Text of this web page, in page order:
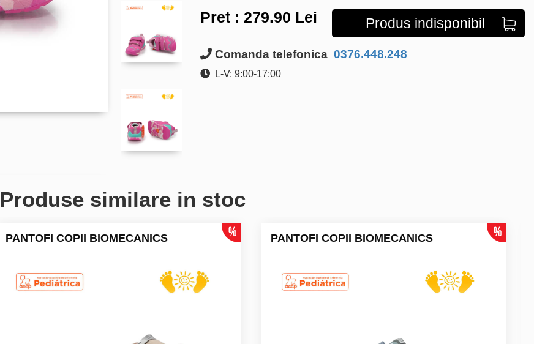
Pret : 279.90 Lei Produs indisponibil
Comanda telefonica 0376.448.248
L-V: 9:00-17:00
Produse similare in stoc
PANTOFI COPII BIOMECANICS PANTOFI COPII BIOMECANICS